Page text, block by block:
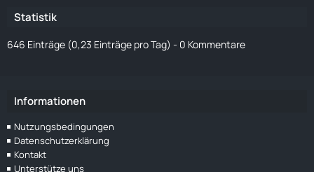
Statistik
646 Einträge (0,23 Einträge pro Tag) - 0 Kommentare
Informationen
Nutzungsbedingungen
Datenschutzerklärung
Kontakt
Unterstütze uns